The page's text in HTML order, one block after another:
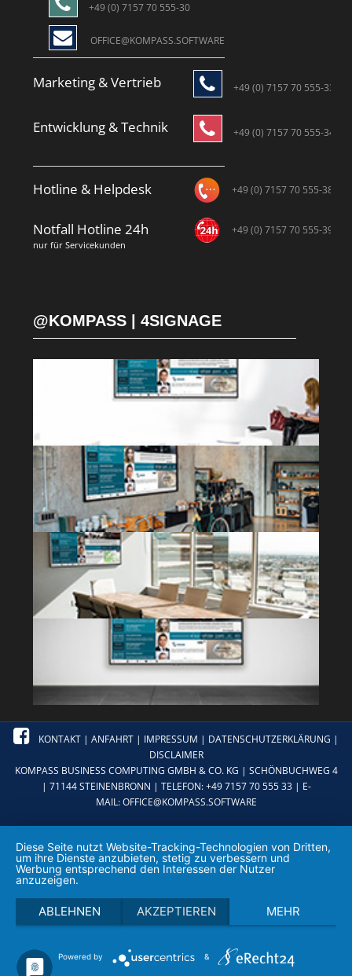
+49 (0) 7157 70 555-30
OFFICE@KOMPASS.SOFTWARE
Marketing & Vertrieb +49 (0) 7157 70 555-33
Entwicklung & Technik +49 (0) 7157 70 555-34
Hotline & Helpdesk +49 (0) 7157 70 555-38
Notfall Hotline 24h
nur für Servicekunden
+49 (0) 7157 70 555-39
@KOMPASS | 4SIGNAGE
KONTAKT| ANFAHRT| IMPRESSUM | DATENSCHUTZERKLÄRUNG |
DISCLAIMER
KOMPASS BUSINESS COMPUTING GMBH & CO. KG | SCHÖNBUCHWEG 4
| 71144 STEINENBRONN | TELEFON: +49 7157 70 555 33 | E-
MAIL:OFFICE@KOMPASS.SOFTWARE
Diese Seite nutzt Website-Tracking-Technologien von Dritten,
um ihre Dienste anzubieten, stetig zu verbessern und
Werbung entsprechend den Interessen der Nutzer
anzuzeigen.
ABLEHNEN AKZEPTIEREN MEHR
Powered by &